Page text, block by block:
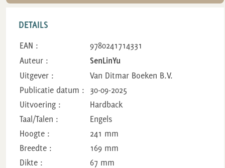
DETAILS
EAN :
9780241714331
Auteur :
SenLinYu
Uitgever :
Van Ditmar Boeken B.V.
Publicatie datum :
30-09-2025
Uitvoering :
Hardback
Taal/Talen :
Engels
Hoogte :
241 mm
Breedte :
169 mm
Dikte :
67 mm